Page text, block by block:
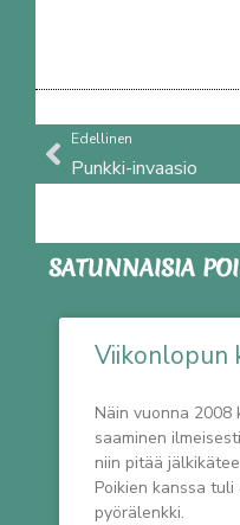
Prev
Edellinen
Punkki-invaasio
SATUNNAISIA
Viikonlopun
Näin vuonna 2008
saaminen
niin pitää
Poikien kanssa
pyörälenkki.